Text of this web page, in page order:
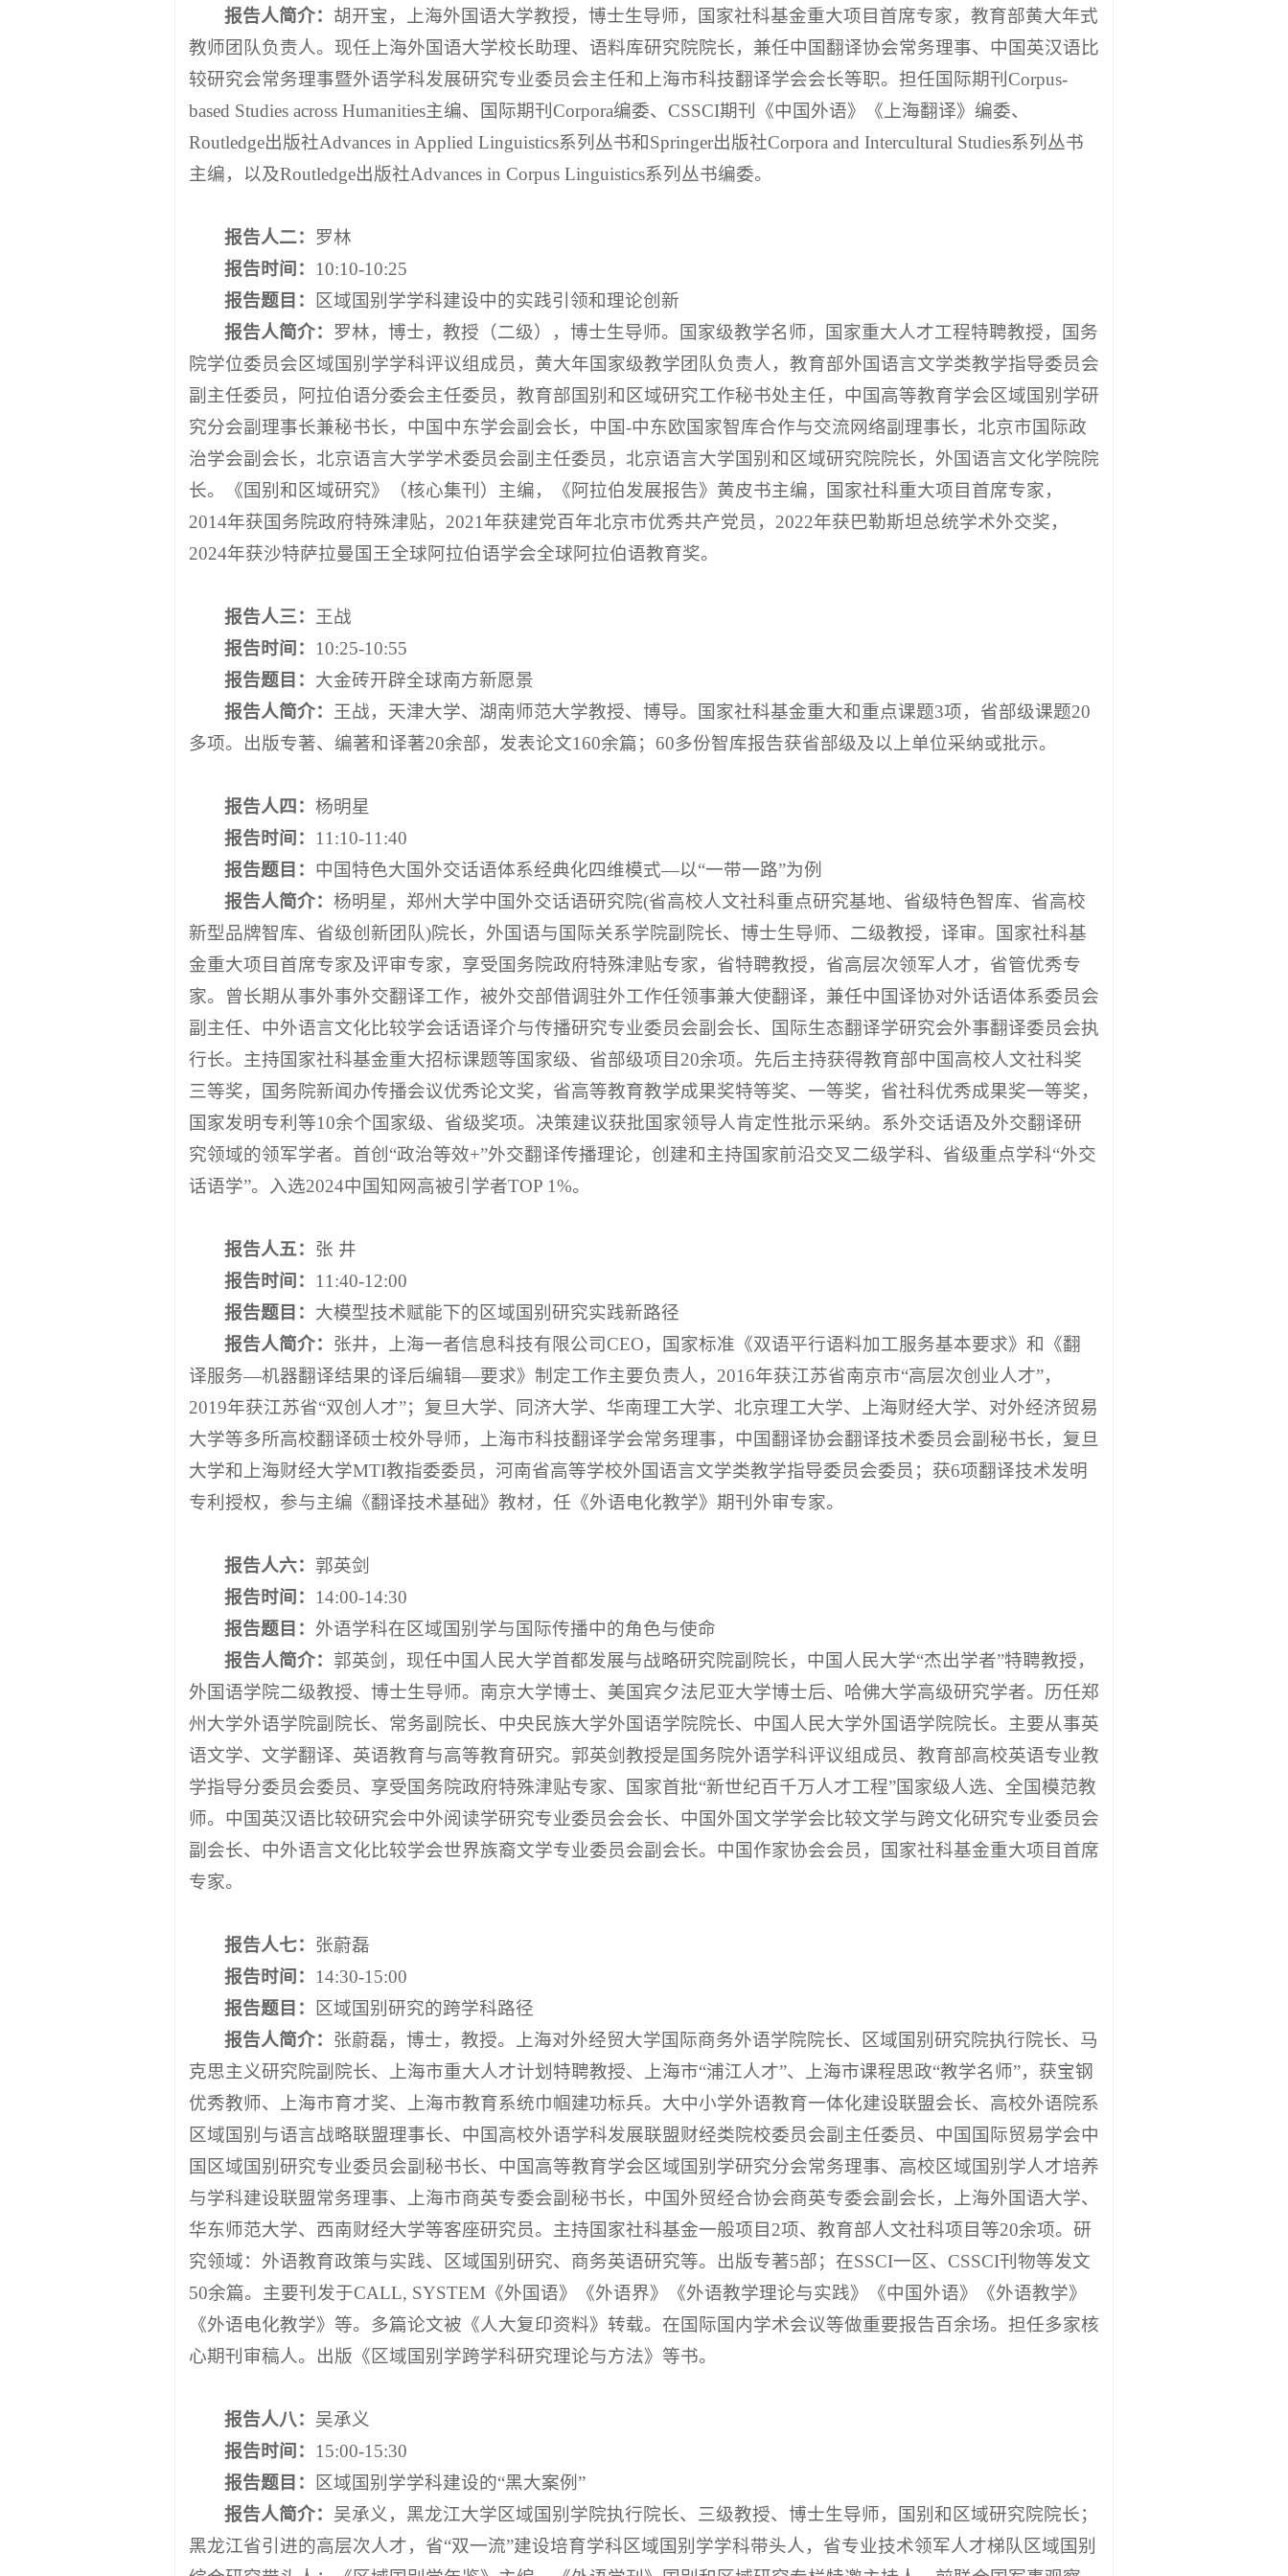
报告人简介： 胡开宝，上海外国语大学教授，博士生导师，国家社科基金重大项目首席专家，教育部黄大年式
教师团队负责人。现任上海外国语大学校长助理、语料库研究院院长，兼任中国翻译协会常务理事、中国英汉语比
较研究会常务理事暨外语学科发展研究专业委员会主任和上海市科技翻译学会会长等职。担任国际期刊Corpus-
based Studies across Humanities主编、国际期刊Corpora编委、CSSCI期刊《中国外语》《上海翻译》编委、
Routledge出版社Advances in Applied Linguistics系列丛书和Springer出版社Corpora and Intercultural Studies系列丛书
主编，以及Routledge出版社Advances in Corpus Linguistics系列丛书编委。
报告人二： 罗林
报告时间： 10:10-10:25
报告题目：
区域国别学学科建设中的实践引领和理论创新
报告人简介： 罗林，博士，教授（二级），博士生导师。国家级教学名师，国家重大人才工程特聘教授，国务
院学位委员会区域国别学学科评议组成员，黄大年国家级教学团队负责人，教育部外国语言文学类教学指导委员会
副主任委员，阿拉伯语分委会主任委员，教育部国别和区域研究工作秘书处主任，中国高等教育学会区域国别学研
究分会副理事长兼秘书长，中国中东学会副会长，中国-中东欧国家智库合作与交流网络副理事长，北京市国际政
治学会副会长，北京语言大学学术委员会副主任委员，北京语言大学国别和区域研究院院长，外国语言文化学院院
长。《国别和区域研究》（核心集刊）主编，《阿拉伯发展报告》黄皮书主编，国家社科重大项目首席专家，
2014年获国务院政府特殊津贴，2021年获建党百年北京市优秀共产党员，2022年获巴勒斯坦总统学术外交奖，
2024年获沙特萨拉曼国王全球阿拉伯语学会全球阿拉伯语教育奖。
报告人三： 王战
报告时间： 10:25-10:55
报告题目： 大金砖开辟全球南方新愿景
报告人简介： 王战，天津大学、湖南师范大学教授、博导。国家社科基金重大和重点课题3项，省部级课题20
多项。出版专著、编著和译著20余部，发表论文160余篇；60多份智库报告获省部级及以上单位采纳或批示。
报告人四 ：杨明星
报告时间： 11:10-11:40
报告题目： 中国特色大国外交话语体系经典化四维模式—以“一带一路”为例
报告人简介：杨明星，郑州大学中国外交话语研究院(省高校人文社科重点研究基地、省级特色智库、省高校
新型品牌智库、省级创新团队)院长，外国语与国际关系学院副院长、博士生导师、二级教授，译审。国家社科基
金重大项目首席专家及评审专家，享受国务院政府特殊津贴专家，省特聘教授，省高层次领军人才，省管优秀专
家。曾长期从事外事外交翻译工作，被外交部借调驻外工作任领事兼大使翻译，兼任中国译协对外话语体系委员会
副主任、中外语言文化比较学会话语译介与传播研究专业委员会副会长、国际生态翻译学研究会外事翻译委员会执
行长。主持国家社科基金重大招标课题等国家级、省部级项目20余项。先后主持获得教育部中国高校人文社科奖
三等奖，国务院新闻办传播会议优秀论文奖，省高等教育教学成果奖特等奖、一等奖，省社科优秀成果奖一等奖，
国家发明专利等10余个国家级、省级奖项。决策建议获批国家领导人肯定性批示采纳。系外交话语及外交翻译研
究领域的领军学者。首创“政治等效+”外交翻译传播理论，创建和主持国家前沿交叉二级学科、省级重点学科“外交
话语学”。入选2024中国知网高被引学者TOP 1%。
报告人五： 张 井
报告时间： 11:40-12:00
报告题目： 大模型技术赋能下的区域国别研究实践新路径
报告人简介： 张井，上海一者信息科技有限公司CEO，国家标准《双语平行语料加工服务基本要求》和《翻
译服务—机器翻译结果的译后编辑—要求》制定工作主要负责人，2016年获江苏省南京市“高层次创业人才”，
2019年获江苏省“双创人才”；复旦大学、同济大学、华南理工大学、北京理工大学、上海财经大学、对外经济贸易
大学等多所高校翻译硕士校外导师，上海市科技翻译学会常务理事，中国翻译协会翻译技术委员会副秘书长，复旦
大学和上海财经大学MTI教指委委员，河南省高等学校外国语言文学类教学指导委员会委员；获6项翻译技术发明
专利授权，参与主编《翻译技术基础》教材，任《外语电化教学》期刊外审专家。
报告人六： 郭英剑
报告时间： 14:00-14:30
报告题目： 外语学科在区域国别学与国际传播中的角色与使命
报告人简介： 郭英剑，现任中国人民大学首都发展与战略研究院副院长，中国人民大学“杰出学者”特聘教授，
外国语学院二级教授、博士生导师。南京大学博士、美国宾夕法尼亚大学博士后、哈佛大学高级研究学者。历任郑
州大学外语学院副院长、常务副院长、中央民族大学外国语学院院长、中国人民大学外国语学院院长。主要从事英
语文学、文学翻译、英语教育与高等教育研究。郭英剑教授是国务院外语学科评议组成员、教育部高校英语专业教
学指导分委员会委员、享受国务院政府特殊津贴专家、国家首批“新世纪百千万人才工程”国家级人选、全国模范教
师。中国英汉语比较研究会中外阅读学研究专业委员会会长、中国外国文学学会比较文学与跨文化研究专业委员会
副会长、中外语言文化比较学会世界族裔文学专业委员会副会长。中国作家协会会员，国家社科基金重大项目首席
专家。
报告人七： 张蔚磊
报告时间： 14:30-15:00
报告题目：
区域国别研究的跨学科路径
报告人简介： 张蔚磊，博士，教授。上海对外经贸大学国际商务外语学院院长、区域国别研究院执行院长、马
克思主义研究院副院长、上海市重大人才计划特聘教授、上海市“浦江人才”、上海市课程思政“教学名师”，获宝钢
优秀教师、上海市育才奖、上海市教育系统巾帼建功标兵。大中小学外语教育一体化建设联盟会长、高校外语院系
区域国别与语言战略联盟理事长、中国高校外语学科发展联盟财经类院校委员会副主任委员、中国国际贸易学会中
国区域国别研究专业委员会副秘书长、中国高等教育学会区域国别学研究分会常务理事、高校区域国别学人才培养
与学科建设联盟常务理事、上海市商英专委会副秘书长，中国外贸经合协会商英专委会副会长，上海外国语大学、
华东师范大学、西南财经大学等客座研究员。主持国家社科基金一般项目2项、教育部人文社科项目等20余项。研
究领域：外语教育政策与实践、区域国别研究、商务英语研究等。出版专著5部；在SSCI一区、CSSCI刊物等发文
50余篇。主要刊发于CALL, SYSTEM《外国语》《外语界》《外语教学理论与实践》《中国外语》《外语教学》
《外语电化教学》等。多篇论文被《人大复印资料》转载。在国际国内学术会议等做重要报告百余场。担任多家核
心期刊审稿人。出版《区域国别学跨学科研究理论与方法》等书。
报告人八： 吴承义
报告时间： 15:00-15:30
报告题目：
区域国别学学科建设的“黑大案例”
报告人简介： 吴承义，黑龙江大学区域国别学院执行院长、三级教授、博士生导师，国别和区域研究院院长；
黑龙江省引进的高层次人才，省“双一流”建设培育学科区域国别学学科带头人，省专业技术领军人才梯队区域国别